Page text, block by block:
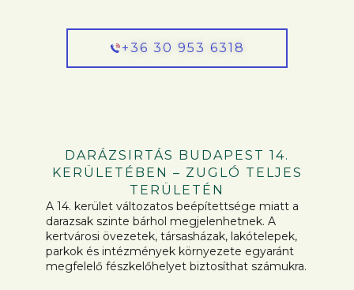
+36 30 953 6318
DARÁZSIRTÁS BUDAPEST 14.
KERÜLETÉBEN – ZUGLÓ TELJES
TERÜLETÉN
A 14. kerület változatos beépítettsége miatt a
darazsak szinte bárhol megjelenhetnek. A
kertvárosi övezetek, társasházak, lakótelepek,
parkok és intézmények környezete egyaránt
megfelelő fészkelőhelyet biztosíthat számukra.